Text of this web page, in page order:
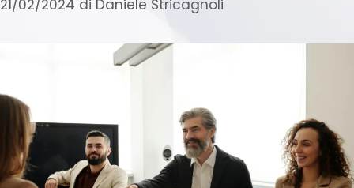
21/02/2024 di Daniele Stricagnoli